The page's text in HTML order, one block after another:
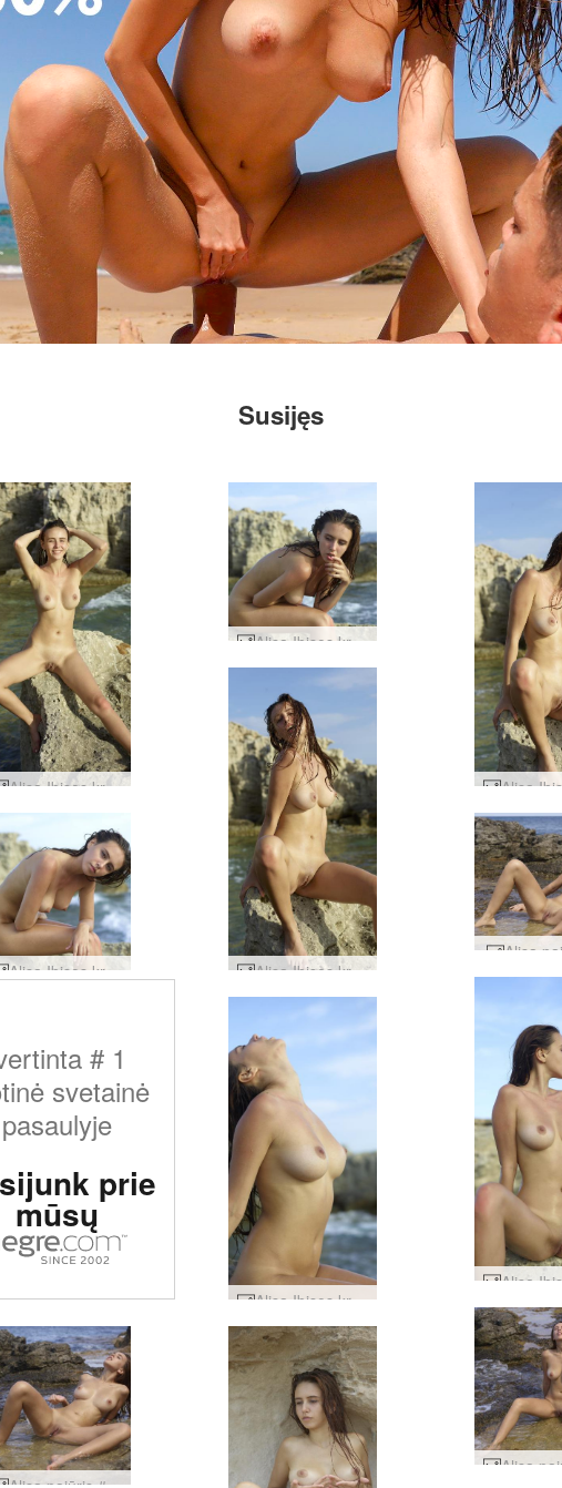
Susijęs
Alisa Ibisos krantas #43
Alisa Ibisos krantas #31
Alisa Ibisos krantas #36
Alisa Ibisos krantas #19
Alisa
# 1
svetainė
pasaulyje
prie
mūsų
Alisa Ibisos krantas #15